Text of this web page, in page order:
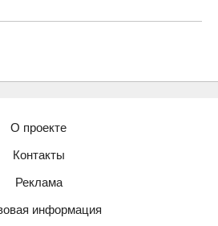
О проекте
Контакты
Реклама
информация